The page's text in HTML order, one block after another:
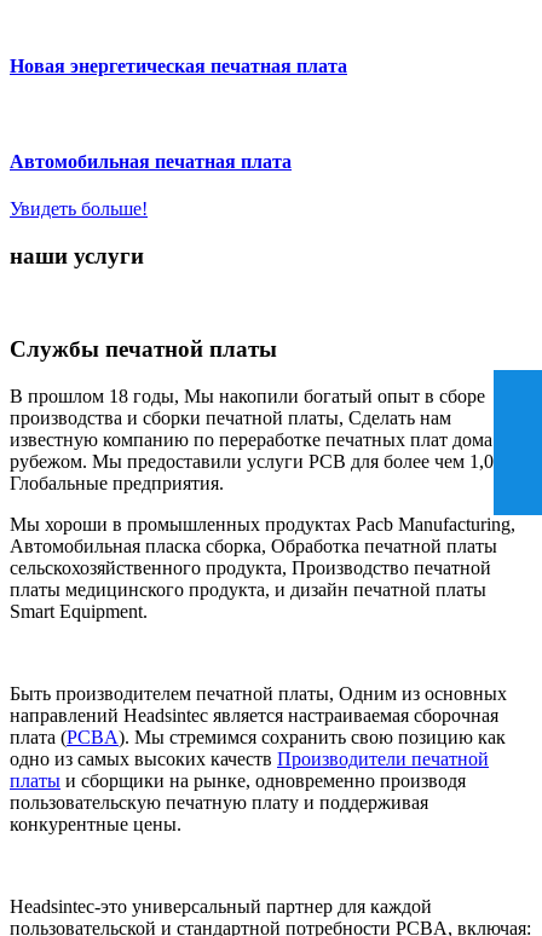
Новая энергетическая печатная плата
Автомобильная печатная плата
Увидеть больше!
наши услуги
Службы печатной платы
В прошлом 18 годы, Мы накопили богатый опыт в сборе
производства и сборки печатной платы, Сделать нам
известную компанию по переработке печатных плат дома и за
рубежом. Мы предоставили услуги PCB для более чем 1,000
Глобальные предприятия.
Мы хороши в промышленных продуктах Pacb Manufacturing,
Автомобильная пласка сборка, Обработка печатной платы
сельскохозяйственного продукта, Производство печатной
платы медицинского продукта, и дизайн печатной платы
Smart Equipment.
Быть производителем печатной платы, Одним из основных
направлений Headsintec является настраиваемая сборочная
плата (PCBA). Мы стремимся сохранить свою позицию как
одно из самых высоких качеств Производители печатной
платы и сборщики на рынке, одновременно производя
пользовательскую печатную плату и поддерживая
конкурентные цены.
Headsintec-это универсальный партнер для каждой
пользовательской и стандартной потребности PCBA, включая: